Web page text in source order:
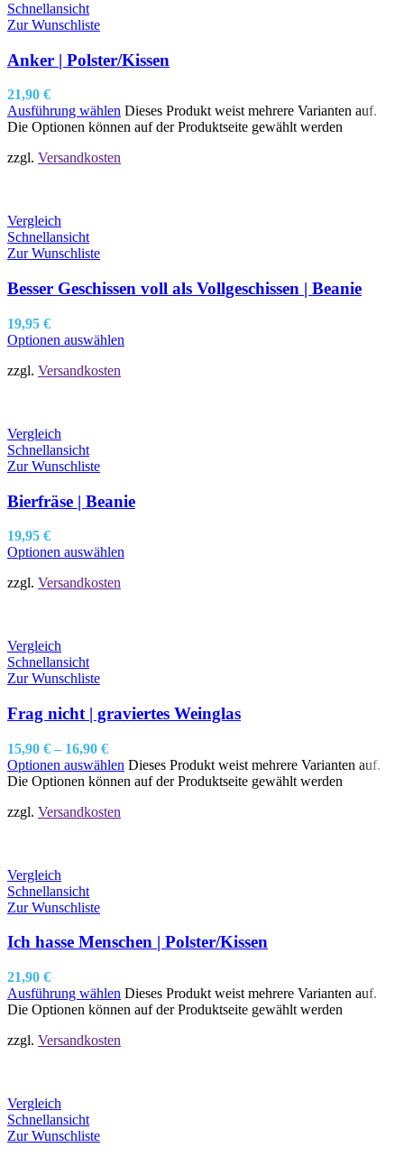
Schnellansicht
Zur Wunschliste
Anker | Polster/Kissen
21,90 €
Ausführung wählen Dieses Produkt weist mehrere Varianten auf.
Die Optionen können auf der Produktseite gewählt werden
zzgl. Versandkosten
Vergleich
Schnellansicht
Zur Wunschliste
Besser Geschissen voll als Vollgeschissen | Beanie
19,95 €
Optionen auswählen
zzgl. Versandkosten
Vergleich
Schnellansicht
Zur Wunschliste
Bierfräse | Beanie
19,95 €
Optionen auswählen
zzgl. Versandkosten
Vergleich
Schnellansicht
Zur Wunschliste
Frag nicht | graviertes Weinglas
15,90 € – 16,90 €
Optionen auswählen Dieses Produkt weist mehrere Varianten auf.
Die Optionen können auf der Produktseite gewählt werden
zzgl. Versandkosten
Vergleich
Schnellansicht
Zur Wunschliste
Ich hasse Menschen | Polster/Kissen
21,90 €
Ausführung wählen Dieses Produkt weist mehrere Varianten auf.
Die Optionen können auf der Produktseite gewählt werden
zzgl. Versandkosten
Vergleich
Schnellansicht
Zur Wunschliste